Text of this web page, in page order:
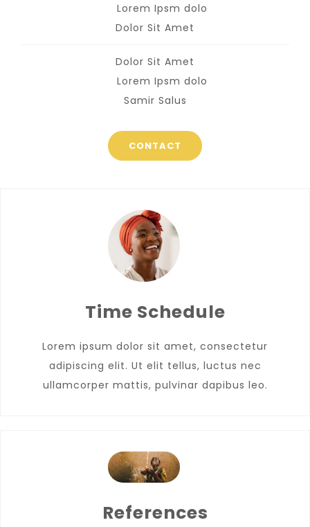
Lorem Ipsm dolo
Dolor Sit Amet
Dolor Sit Amet
Lorem Ipsm dolo
Samir Salus
CONTACT
Time Schedule
Lorem ipsum dolor sit amet, consectetur
adipiscing elit. Ut elit tellus, luctus nec
ullamcorper mattis, pulvinar dapibus leo.
References